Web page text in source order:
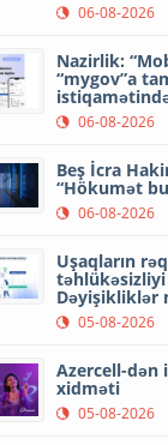
06-08-2026
Nazirlik:
“mygov”a
06-08-2026
Beş İcra
“Hökumət
06-08-2026
Uşaqların
Dəyişikliklər
05-08-2026
Azercell-dən
xidməti
05-08-2026